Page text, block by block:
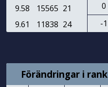
9.58
15565 21
9.61
11838 24
0
-1
Förändringar i rank